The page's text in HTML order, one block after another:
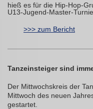
hieß es für die Hip-Hop-
U13-Jugend-Master-
>>> zum Bericht
Tanzeinsteiger sind
Der Mittwochskreis der
Mittwoch des neuen
gestartet.